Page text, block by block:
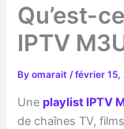
Qu’est-
IPTV
Byomarait /février 15,
Une playlist IPTV
de chaînes TV,